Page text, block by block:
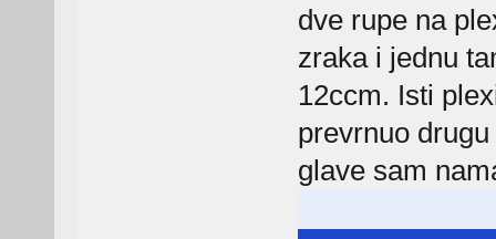
dve rupe na
zraka i jednu
12ccm. Isti
prevrnuo
glave sam